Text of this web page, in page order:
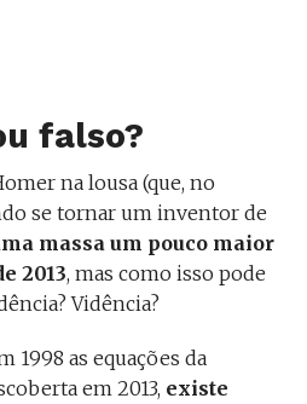
falso?
na lousa (que, no
se tornar um inventor de
massa um pouco maior
2013, mas como isso pode
Vidência?
1998 as equações da
em 2013, existe